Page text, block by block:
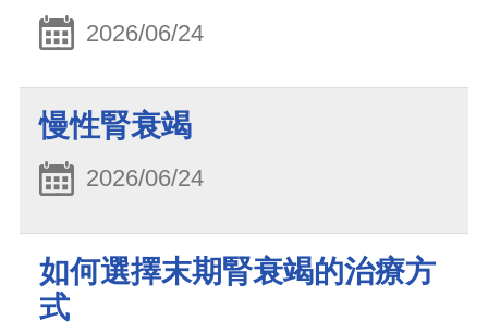
2026/06/24
慢性腎衰竭
2026/06/24
如何選擇末期腎衰竭的治療方
式